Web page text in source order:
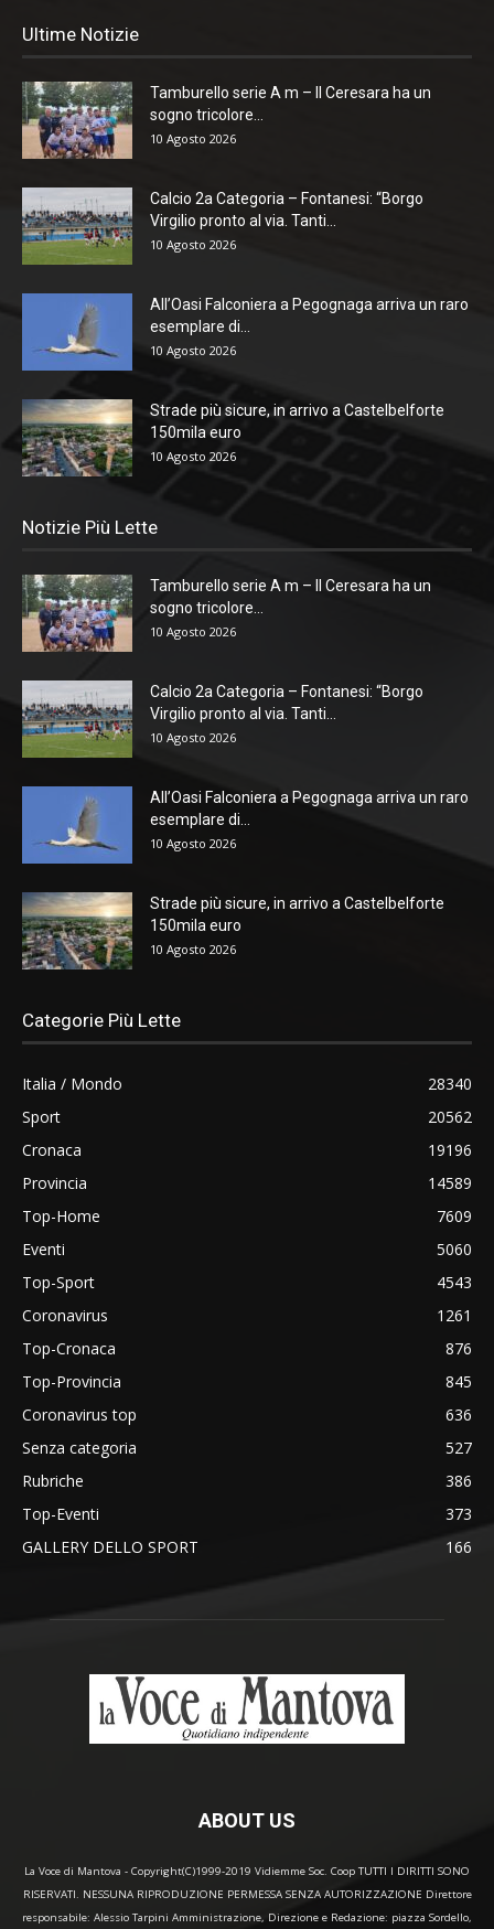
Ultime Notizie
Tamburello serie A m – Il Ceresara ha un
sogno tricolore...
10 Agosto 2026
Calcio 2a Categoria – Fontanesi: “Borgo
Virgilio pronto al via. Tanti...
10 Agosto 2026
All’Oasi Falconiera a Pegognaga arriva un raro
esemplare di...
10 Agosto 2026
Strade più sicure, in arrivo a Castelbelforte
150mila euro
10 Agosto 2026
Notizie Più Lette
Tamburello serie A m – Il Ceresara ha un
sogno tricolore...
10 Agosto 2026
Calcio 2a Categoria – Fontanesi: “Borgo
Virgilio pronto al via. Tanti...
10 Agosto 2026
All’Oasi Falconiera a Pegognaga arriva un raro
esemplare di...
10 Agosto 2026
Strade più sicure, in arrivo a Castelbelforte
150mila euro
10 Agosto 2026
Categorie Più Lette
Italia / Mondo
28340
Sport
20562
Cronaca
19196
Provincia
14589
Top-Home
7609
Eventi
5060
Top-Sport
4543
Coronavirus
1261
Top-Cronaca
876
Top-Provincia
845
Coronavirus top
636
Senza categoria
527
Rubriche
386
Top-Eventi
373
GALLERY DELLO SPORT
166
ABOUT US
La Voce di Mantova - Copyright(C)1999-2019 Vidiemme Soc. Coop TUTTI I DIRITTI SONO
RISERVATI. NESSUNA RIPRODUZIONE PERMESSA SENZA AUTORIZZAZIONE Direttore
responsabile: Alessio Tarpini Amministrazione, Direzione e Redazione: piazza Sordello,